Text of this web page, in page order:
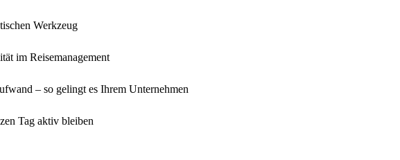
Werkzeug
im Reisemanagement
– so gelingt es Ihrem Unternehmen
Tag aktiv bleiben